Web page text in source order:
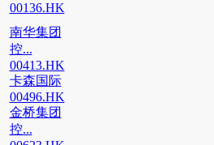
00136.HK
南华集团
控...
00413.HK
卡森国际
00496.HK
金桥集团
控...